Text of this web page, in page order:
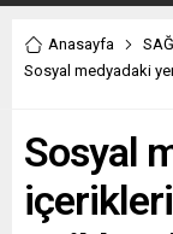
Anasayfa
Sosyal medyadaki
Sosyal
içerikleri